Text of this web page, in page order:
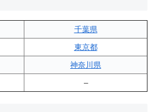
千葉県
東京都
神奈川県
–